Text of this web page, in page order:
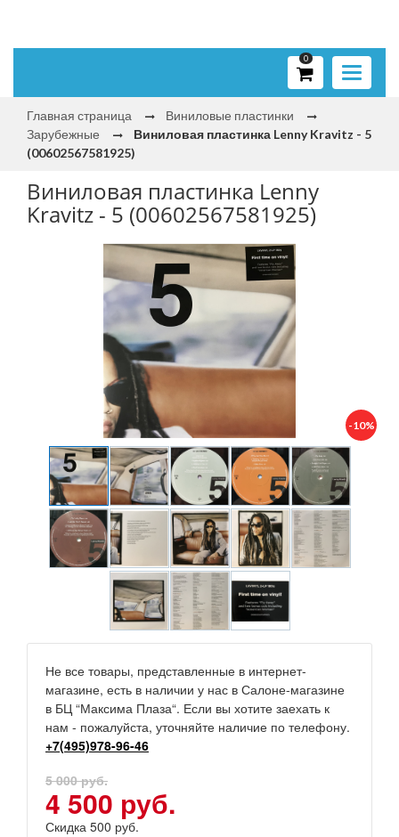
Toggle
0
Главная страница
Виниловые пластинки
Зарубежные
Виниловая пластинка Lenny Kravitz - 5
(00602567581925)
Виниловая пластинка Lenny
Kravitz - 5 (00602567581925)
-10%
Не все товары, представленные в интернет-
магазине, есть в наличии у нас в Салоне-магазине
в БЦ “Максима Плаза“. Если вы хотите заехать к
нам - пожалуйста, уточняйте наличие по телефону.
+7(495)978-96-46
5 000 руб.
4 500 руб.
Скидка 500 руб.